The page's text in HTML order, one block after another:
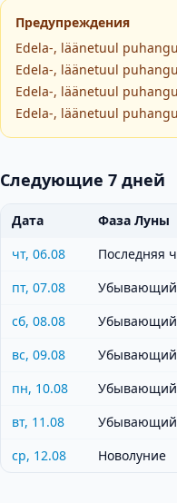
Предупреждения
Edela-, läänetuul
Edela-, läänetuul
Edela-, läänetuul
Edela-, läänetuul
Следующие 7 дней
Дата Фаза Луны
чт, 06.08
Последняя
пт, 07.08
Убывающий
сб, 08.08
Убывающий
вс, 09.08
Убывающий
пн, 10.08
Убывающий
вт, 11.08
Убывающий
ср, 12.08
Новолуние